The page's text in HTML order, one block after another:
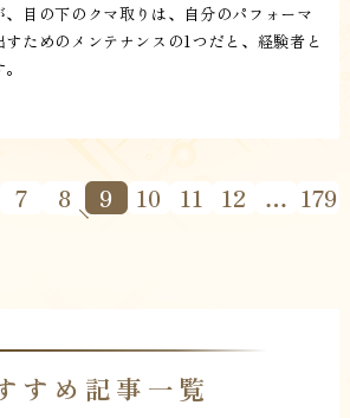
、目の下のクマ取りは、自分のパフォーマ
ためのメンテナンスの1つだと、経験者と
7 8 9 10 11 12 … 179
すめ記事一覧